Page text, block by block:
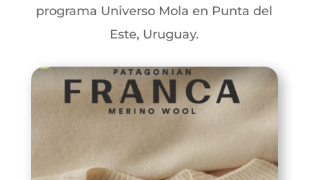
programa Universo Mola en Punta del
Este, Uruguay.